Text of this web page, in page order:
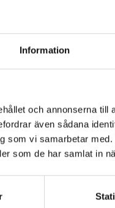
Information
och annonserna till
även sådana
som vi samarbetar
som de har samlat in
with other